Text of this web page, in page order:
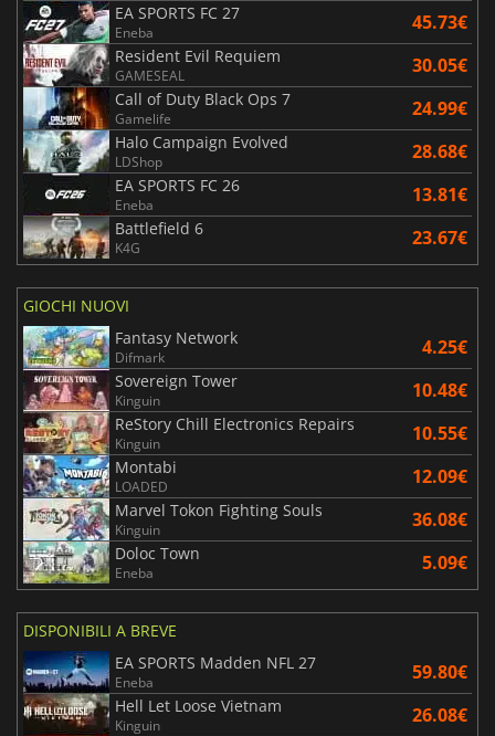
EA SPORTS FC 27
Eneba 45.73€
Resident Evil Requiem
GAMESEAL 30.05€
Call of Duty Black Ops 7
Gamelife 24.99€
Halo Campaign Evolved
LDShop 28.68€
EA SPORTS FC 26
Eneba 13.81€
Battlefield 6
K4G 23.67€
GIOCHI NUOVI
Fantasy Network
Difmark 4.25€
Sovereign Tower
Kinguin 10.48€
ReStory Chill Electronics Repairs
Kinguin 10.55€
Montabi
LOADED 12.09€
Marvel Tokon Fighting Souls
Kinguin 36.08€
Doloc Town
Eneba 5.09€
DISPONIBILI A BREVE
EA SPORTS Madden NFL 27
Eneba 59.80€
Hell Let Loose Vietnam
Kinguin 26.08€